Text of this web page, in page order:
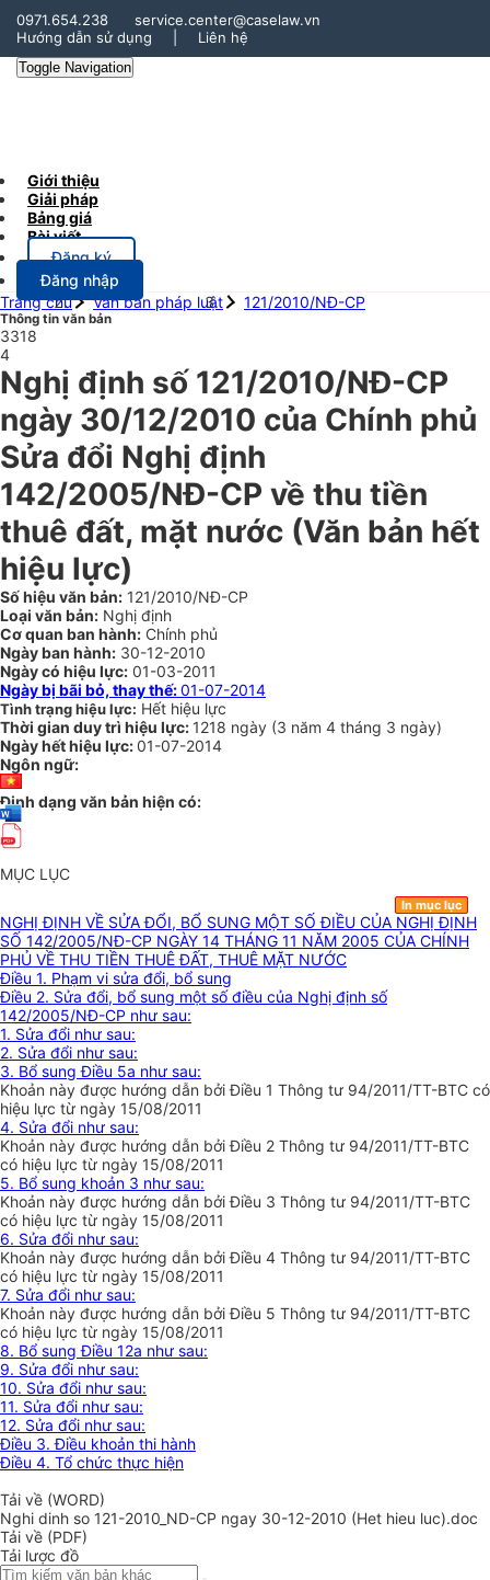
0971.654.238
service.center@caselaw.vn
Hướng dẫn sử dụng
Liên hệ
Toggle Navigation
Giới thiệu
Giải pháp
Bảng giá
Bài viết
Đăng ký
Đăng nhập
Trang chủ
Văn bản pháp luật 121/2010/NĐ-CP
Thông tin văn bản
3318
4
Nghị định số 121/2010/NĐ-CP
ngày 30/12/2010 của Chính phủ
Sửa đổi Nghị định
142/2005/NĐ-CP về thu tiền
thuê đất, mặt nước (Văn bản hết
hiệu lực)
Số hiệu văn bản: 121/2010/NĐ-CP
Loại văn bản: Nghị định
Cơ quan ban hành: Chính phủ
Ngày ban hành: 30-12-2010
Ngày có hiệu lực: 01-03-2011
Ngày bị bãi bỏ, thay thế:01-07-2014
Tình trạng hiệu lực: Hết hiệu lực
Thời gian duy trì hiệu lực: 1218 ngày (3 năm 4 tháng 3 ngày)
Ngày hết hiệu lực:01-07-2014
Ngôn ngữ:
Định dạng văn bản hiện có:
MỤC LỤC
In mục lục
NGHỊ ĐỊNH VỀ SỬA ĐỔI, BỔ SUNG MỘT SỐ ĐIỀU CỦA NGHỊ ĐỊNH
SỐ 142/2005/NĐ-CP NGÀY 14 THÁNG 11 NĂM 2005 CỦA CHÍNH
PHỦ VỀ THU TIỀN THUÊ ĐẤT, THUÊ MẶT NƯỚC
Điều 1. Phạm vi sửa đổi, bổ sung
Điều 2. Sửa đổi, bổ sung một số điều của Nghị định số
142/2005/NĐ-CP như sau:
1. Sửa đổi như sau:
2. Sửa đổi như sau:
3. Bổ sung Điều 5a như sau:
Khoản này được hướng dẫn bởi Điều 1 Thông tư 94/2011/TT-BTC có
hiệu lực từ ngày 15/08/2011
4. Sửa đổi như sau:
Khoản này được hướng dẫn bởi Điều 2 Thông tư 94/2011/TT-BTC
có hiệu lực từ ngày 15/08/2011
5. Bổ sung khoản 3 như sau:
Khoản này được hướng dẫn bởi Điều 3 Thông tư 94/2011/TT-BTC
có hiệu lực từ ngày 15/08/2011
6. Sửa đổi như sau:
Khoản này được hướng dẫn bởi Điều 4 Thông tư 94/2011/TT-BTC
có hiệu lực từ ngày 15/08/2011
7. Sửa đổi như sau:
Khoản này được hướng dẫn bởi Điều 5 Thông tư 94/2011/TT-BTC
có hiệu lực từ ngày 15/08/2011
8. Bổ sung Điều 12a như sau:
9. Sửa đổi như sau:
10. Sửa đổi như sau:
11. Sửa đổi như sau:
12. Sửa đổi như sau:
Điều 3. Điều khoản thi hành
Điều 4. Tổ chức thực hiện
Tải về (WORD)
Nghi dinh so 121-2010_ND-CP ngay 30-12-2010 (Het hieu luc).doc
Tải về (PDF)
Tải lược đồ